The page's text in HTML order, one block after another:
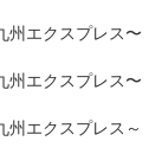
州エクスプレス〜
州エクスプレス〜
エクスプレス～